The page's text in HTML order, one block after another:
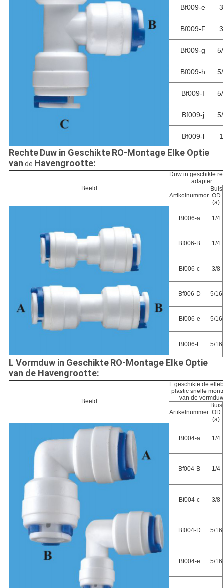
Bf009-e
Bf009-F
Bf009-g
Bf009-h
Bf009-I
Bf009-j
Bf009-l
RechteDuw in Geschikte RO-Montage Elke Optie
van de Havengrootte:
Beeld
Duw in geschikte
adapter
Artikelnummer.
Buis
OD
(a)
Bf006-a 1/4
Bf006-B 1/4
Bf006-c 3/8
Bf006-D 5/16
Bf006-e 5/16
Bf006-F 5/16
L Vormduw in Geschikte RO-Montage Elke Optie
van de Havengrootte:
Beeld
L geschikte de
plastic snelle
van de
Artikelnummer.
Buis
OD
(a)
Bf004-a 1/4
Bf004-B 1/4
Bf004-c 3/8
Bf004-D 5/16
Bf004-e 5/16